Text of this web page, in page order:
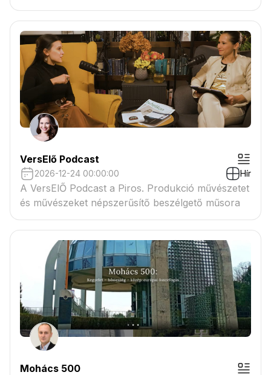
VersElő Podcast
2026-12-24 00:00:00 Hír
A VersElŐ Podcast a Piros. Produkció művészetet
és művészeket népszerűsítő beszélgető műsora
Mohács 500